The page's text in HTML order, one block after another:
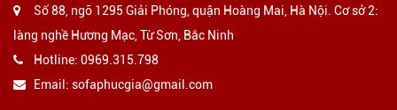
Số 88, ngõ 1295 Giải Phóng, quận Hoàng Mai, Hà Nội. Cơ sở 2:
làng nghề Hương Mạc, Từ Sơn, Bắc Ninh
Hotline: 0969.315.798
Email: sofaphucgia@gmail.com